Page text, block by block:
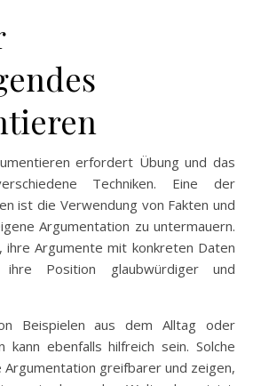
erfordert Übung und das
Techniken. Eine der
ist die Verwendung von Fakten und
Argumentation zu untermauern.
ihre Argumente mit konkreten Daten
Position glaubwürdiger und
Beispielen aus dem Alltag oder
kann ebenfalls hilfreich sein. Solche
Argumentation greifbarer und zeigen,